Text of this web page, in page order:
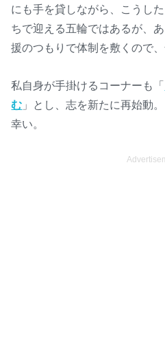
にも手を貸しながら、こうし
ちで迎える五輪ではあるが、
援のつもりで体制を敷くので、
私自身が手掛けるコーナーも「
む 」とし、志を新たに再始動
幸い。